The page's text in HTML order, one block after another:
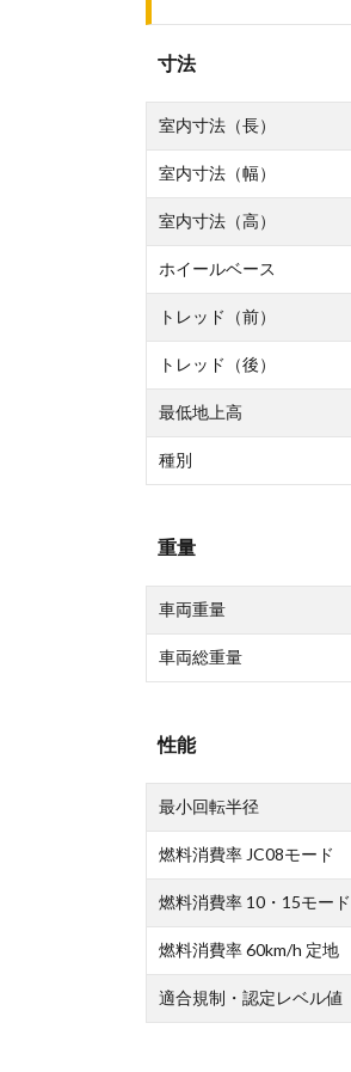
寸法
室内寸法（長）
室内寸法（幅）
室内寸法（高）
ホイールベース
トレッド（前）
トレッド（後）
最低地上高
種別
重量
車両重量
車両総重量
性能
最小回転半径
燃料消費率 JC08モード
燃料消費率 10・15モード
燃料消費率 60km/h 定地
適合規制・認定レベル値